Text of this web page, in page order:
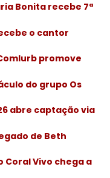
Bonita recebe 7ª
o cantor
promove
do grupo Os
abre captação via
de Beth
Coral Vivo chega a